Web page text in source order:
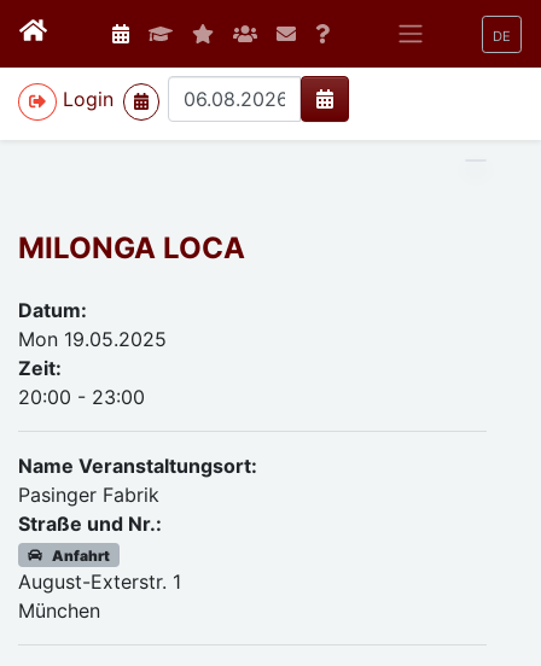
DE
Login
>
MILONGA LOCA
Datum:
Mon 19.05.2025
Zeit:
20:00 - 23:00
Name Veranstaltungsort:
Pasinger Fabrik
Straße und Nr.:
Anfahrt
August-Exterstr. 1
München